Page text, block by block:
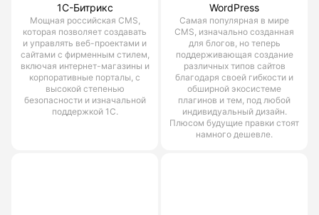
1С-Битрикс
Мощная российская CMS,
которая позволяет создавать
и управлять веб-проектами и
сайтами с фирменным стилем,
включая интернет-магазины и
корпоративные порталы, с
высокой степенью
безопасности и изначальной
поддержкой 1С.
WordPress
Самая популярная в мире
CMS, изначально созданная
для блогов, но теперь
поддерживающая создание
различных типов сайтов
благодаря своей гибкости и
обширной экосистеме
плагинов и тем, под любой
индивидуальный дизайн.
Плюсом будущие правки стоят
намного дешевле.